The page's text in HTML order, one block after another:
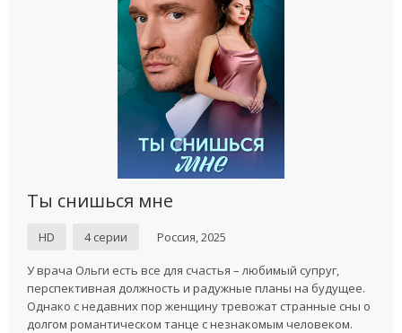
Ты снишься мне
HD 4 серии Россия, 2025
У врача Ольги есть все для счастья – любимый супруг,
перспективная должность и радужные планы на будущее.
Однако с недавних пор женщину тревожат странные сны о
долгом романтическом танце с незнакомым человеком.